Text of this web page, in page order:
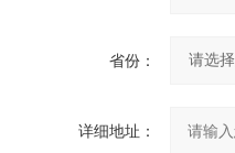
省份：
详细地址：